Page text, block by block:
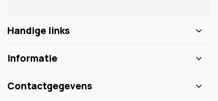
Handige links
Informatie
Contactgegevens